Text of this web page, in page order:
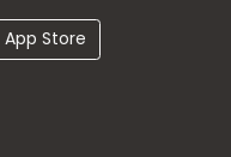
App Store